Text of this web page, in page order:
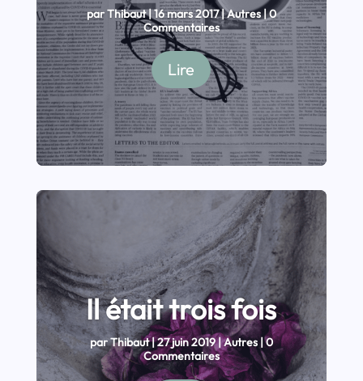
parThibaut|16 mars 2017|Autres| 0
Commentaires
Lire
Il était trois fois
parThibaut|27 juin 2019|Autres| 0
Commentaires